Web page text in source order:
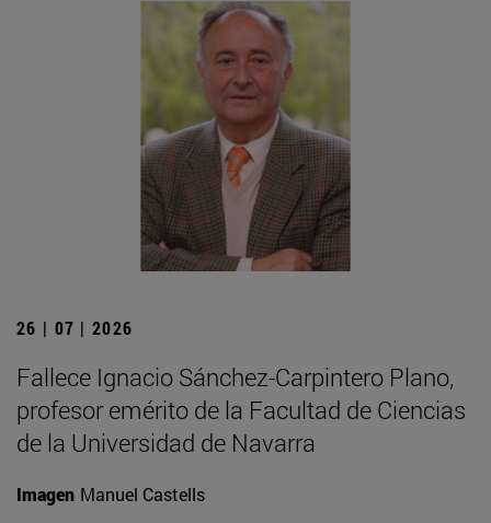
26 | 07 | 2026
Fallece Ignacio Sánchez-Carpintero Plano,
profesor emérito de la Facultad de Ciencias
de la Universidad de Navarra
Imagen Manuel Castells